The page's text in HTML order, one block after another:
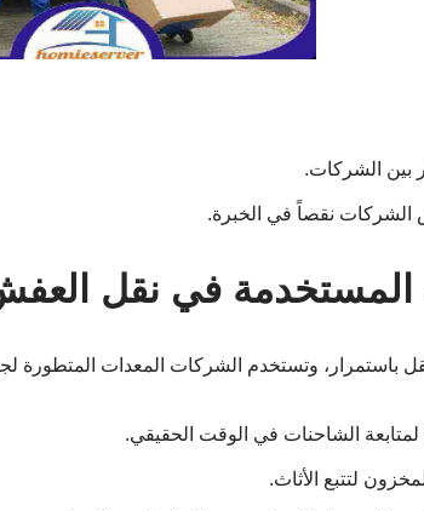
بين الشركات.
الشركات نقصاً في الخبرة.
المستخدمة في نقل
باستمرار، وتستخدم الشركات المعدات المتطورة
لتتبع الأثاث.